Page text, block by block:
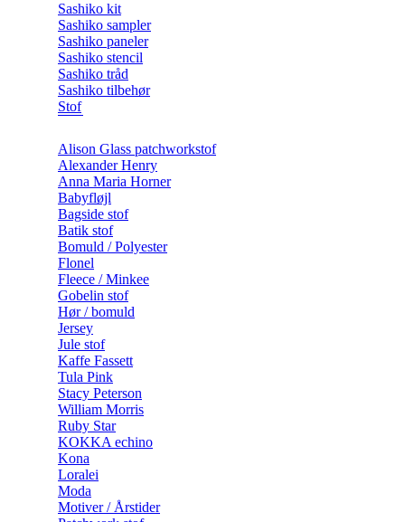
Sashiko kit
Sashiko sampler
Sashiko paneler
Sashiko stencil
Sashiko tråd
Sashiko tilbehør
Stof
Alison Glass patchworkstof
Alexander Henry
Anna Maria Horner
Babyfløjl
Bagside stof
Batik stof
Bomuld / Polyester
Flonel
Fleece / Minkee
Gobelin stof
Hør / bomuld
Jersey
Jule stof
Kaffe Fassett
Tula Pink
Stacy Peterson
William Morris
Ruby Star
KOKKA echino
Kona
Loralei
Moda
Motiver / Årstider